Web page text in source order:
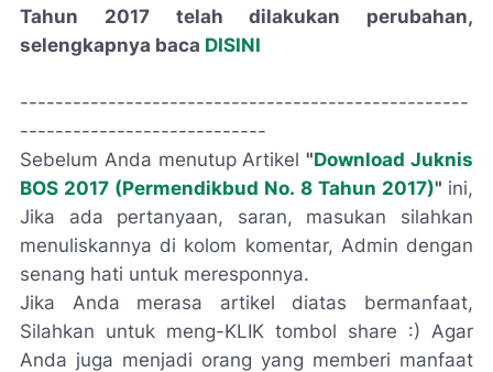
Tahun 2017 telah dilakukan perubahan,
selengkapnya baca DISINI
---------------------------------------------------
----------------------------
Sebelum Anda menutup Artikel"Download Juknis
BOS 2017 (Permendikbud No. 8 Tahun 2017)" ini,
Jika ada pertanyaan, saran, masukan silahkan
menuliskannya di kolom komentar, Admin dengan
senang hati untuk meresponnya.
Jika Anda merasa artikel diatas bermanfaat,
Silahkan untuk meng-KLIK tombol share :) Agar
Anda juga menjadi orang yang memberi manfaat